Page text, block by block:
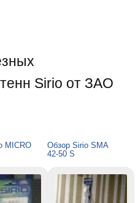
Sirio от ЗАО
MICRO
Обзор Sirio SMA
42-50 S